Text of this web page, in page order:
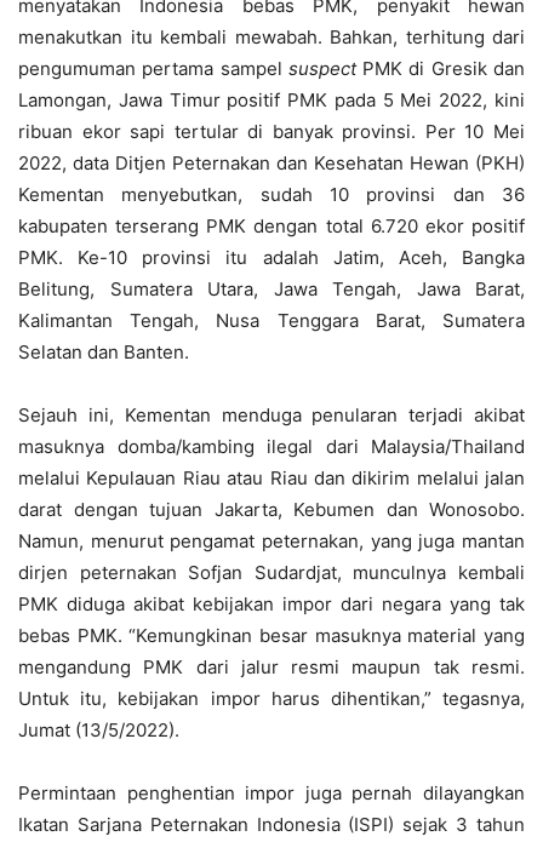
menyatakan Indonesia bebas PMK, penyakit hewan
menakutkan itu kembali mewabah. Bahkan, terhitung dari
pengumuman pertama sampel suspectPMK di Gresik dan
Lamongan, Jawa Timur positif PMK pada 5 Mei 2022, kini
ribuan ekor sapi tertular di banyak provinsi. Per 10 Mei
2022, data Ditjen Peternakan dan Kesehatan Hewan (PKH)
Kementan menyebutkan, sudah 10 provinsi dan 36
kabupaten terserang PMK dengan total 6.720 ekor positif
PMK. Ke-10 provinsi itu adalah Jatim, Aceh, Bangka
Belitung, Sumatera Utara, Jawa Tengah, Jawa Barat,
Kalimantan Tengah, Nusa Tenggara Barat, Sumatera
Selatan dan Banten.
Sejauh ini, Kementan menduga penularan terjadi akibat
masuknya domba/kambing ilegal dari Malaysia/Thailand
melalui Kepulauan Riau atau Riau dan dikirim melalui jalan
darat dengan tujuan Jakarta, Kebumen dan Wonosobo.
Namun, menurut pengamat peternakan, yang juga mantan
dirjen peternakan Sofjan Sudardjat, munculnya kembali
PMK diduga akibat kebijakan impor dari negara yang tak
bebas PMK. “Kemungkinan besar masuknya material yang
mengandung PMK dari jalur resmi maupun tak resmi.
Untuk itu, kebijakan impor harus dihentikan,” tegasnya,
Jumat (13/5/2022).
Permintaan penghentian impor juga pernah dilayangkan
Ikatan Sarjana Peternakan Indonesia (ISPI) sejak 3 tahun